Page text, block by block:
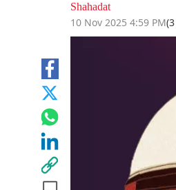
Shahadat
10 Nov 2025 4:59 PM